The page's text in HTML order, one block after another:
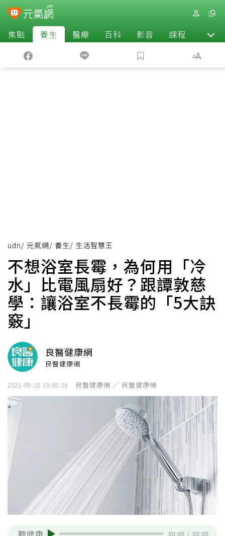
焦點 養生 醫療 百科 影音 課程 退休
udn/ 元氣網/ 養生/ 生活智慧王
不想浴室長霉，為何用「冷
水」比電風扇好？跟譚敦慈
學：讓浴室不長霉的「5大訣
竅」
良醫健康網
良醫健康網
2021-09-18 10:08:36 良醫健康網 ／ 良醫健康網
00:00 / 00:00